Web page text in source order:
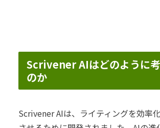
Scrivener AIはどのように
のか
Scrivener AIは、ライティングを効率